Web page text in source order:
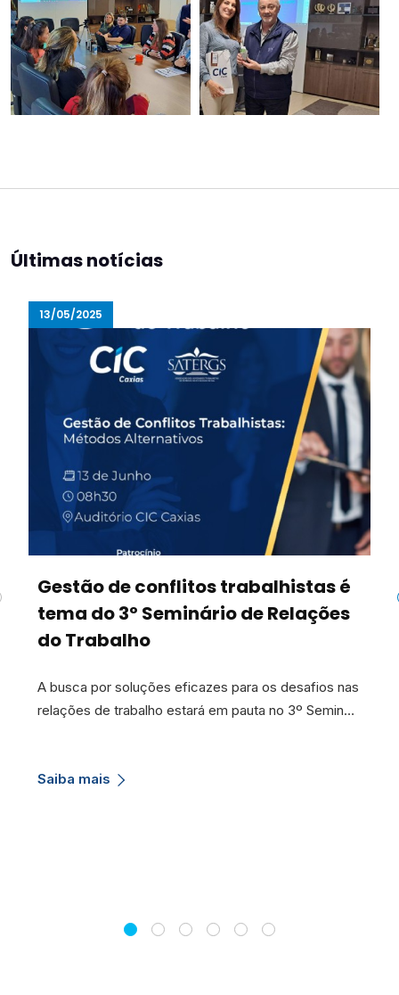
Últimas notícias
13/05/2025
Gestão de conflitos trabalhistas é
tema do 3º Seminário de Relações
do Trabalho
A busca por soluções eficazes para os desafios nas
relações de trabalho estará em pauta no 3º Semin…
Saiba mais